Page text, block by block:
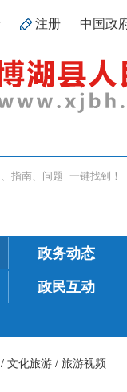
注册 中国政
政务动态
政民互动
/ 文化旅游 / 旅游视频